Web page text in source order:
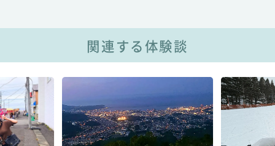
関連する体験談